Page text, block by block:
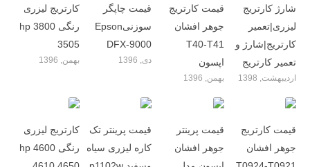
کارتریج لیزری
رنگی hp 3800
3505
بهمن, 1396
قیمت چاپگر
سوزنیEpson
DFX-9000
دی, 1396
قیمت کارتریج
جوهر افشان
T40-T41
اپسون
بهمن, 1396
شارژ کارتریج
لیزری|تعمیر
کارتریج|شارژ و
تعمیر کارتریج
اردیبهشت, 1398
کارتریج لیزری
رنگی hp 4600
قیمت پرینتر تک
کاره لیزری سیاه
قیمت پرینتر
جوهر افشان
قیمت کارتریج
جوهر افشان